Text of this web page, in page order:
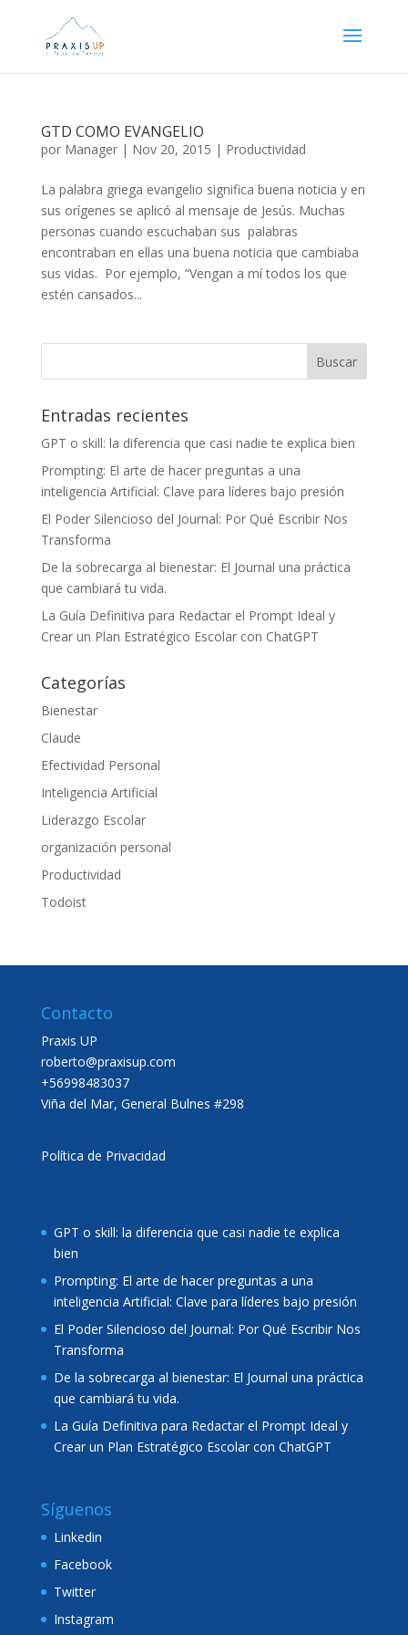
GTD COMO EVANGELIO
por Manager| Nov 20, 2015 | Productividad
La palabra griega evangelio significa buena noticia y en
sus orígenes se aplicó al mensaje de Jesús. Muchas
personas cuando escuchaban sus palabras
encontraban en ellas una buena noticia que cambiaba
sus vidas. Por ejemplo, “Vengan a mí todos los que
estén cansados...
Entradas recientes
GPT o skill: la diferencia que casi nadie te explica bien
Prompting: El arte de hacer preguntas a una
inteligencia Artificial: Clave para líderes bajo presión
El Poder Silencioso del Journal: Por Qué Escribir Nos
Transforma
De la sobrecarga al bienestar: El Journal una práctica
que cambiará tu vida.
La Guía Definitiva para Redactar el Prompt Ideal y
Crear un Plan Estratégico Escolar con ChatGPT
Categorías
Bienestar
Claude
Efectividad Personal
Inteligencia Artificial
Liderazgo Escolar
organización personal
Productividad
Todoist
Contacto
Praxis UP
roberto@praxisup.com
+56998483037
Viña del Mar, General Bulnes #298
Política de Privacidad
GPT o skill: la diferencia que casi nadie te explica
bien
Prompting: El arte de hacer preguntas a una
inteligencia Artificial: Clave para líderes bajo presión
El Poder Silencioso del Journal: Por Qué Escribir Nos
Transforma
De la sobrecarga al bienestar: El Journal una práctica
que cambiará tu vida.
La Guía Definitiva para Redactar el Prompt Ideal y
Crear un Plan Estratégico Escolar con ChatGPT
Síguenos
Linkedin
Facebook
Twitter
Instagram